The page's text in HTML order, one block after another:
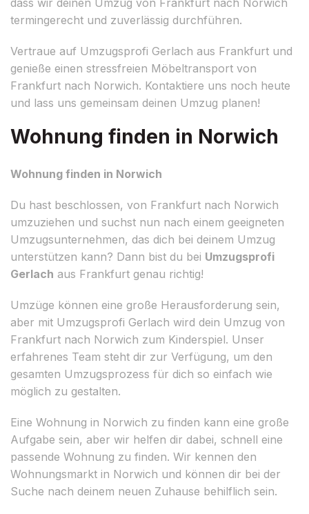
termingerecht und zuverlässig durchführen.
Vertraue auf Umzugsprofi Gerlach aus Frankfurt und
genieße einen stressfreien Möbeltransport von
Frankfurt nach Norwich. Kontaktiere uns noch heute
und lass uns gemeinsam deinen Umzug planen!
Wohnung finden in Norwich
Wohnung finden in Norwich
Du hast beschlossen, von Frankfurt nach Norwich
umzuziehen und suchst nun nach einem geeigneten
Umzugsunternehmen, das dich bei deinem Umzug
unterstützen kann? Dann bist du bei Umzugsprofi
Gerlach aus Frankfurt genau richtig!
Umzüge können eine große Herausforderung sein,
aber mit Umzugsprofi Gerlach wird dein Umzug von
Frankfurt nach Norwich zum Kinderspiel. Unser
erfahrenes Team steht dir zur Verfügung, um den
gesamten Umzugsprozess für dich so einfach wie
möglich zu gestalten.
Eine Wohnung in Norwich zu finden kann eine große
Aufgabe sein, aber wir helfen dir dabei, schnell eine
passende Wohnung zu finden. Wir kennen den
Wohnungsmarkt in Norwich und können dir bei der
Suche nach deinem neuen Zuhause behilflich sein.